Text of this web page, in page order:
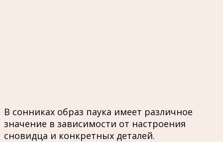
В сонниках образ паука имеет различное
значение в зависимости от настроения
сновидца и конкретных деталей.